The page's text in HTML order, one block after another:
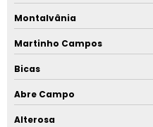
Montalvânia
Martinho Campos
Bicas
Abre Campo
Alterosa